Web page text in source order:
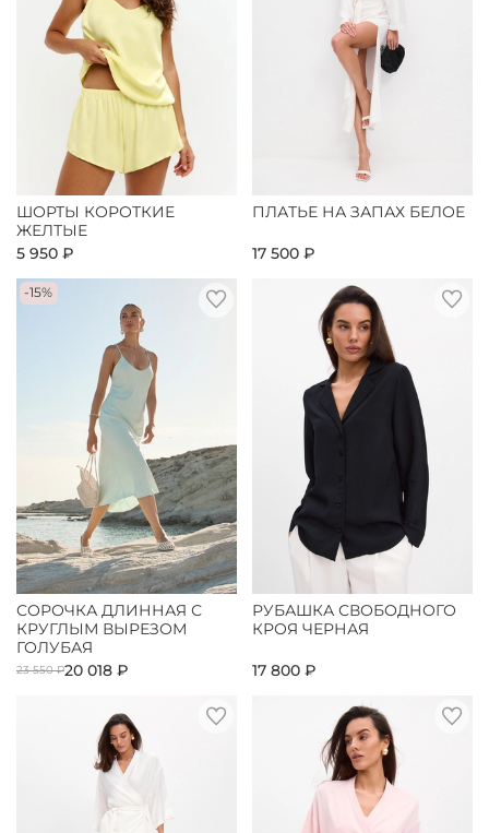
ШОРТЫ КОРОТКИЕ
ЖЕЛТЫЕ
5 950 ₽
ПЛАТЬЕ НА ЗАПАХ БЕЛОЕ
17 500 ₽
-15%
СОРОЧКА ДЛИННАЯ С
КРУГЛЫМ ВЫРЕЗОМ
ГОЛУБАЯ
23 550 ₽20 018 ₽
РУБАШКА СВОБОДНОГО
КРОЯ ЧЕРНАЯ
17 800 ₽